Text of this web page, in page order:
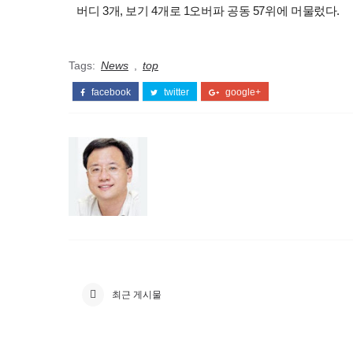
버디 3개, 보기 4개로 1오버파 공동 57위에 머물렀다.
Tags: News top
facebook twitter google+
최근 게시물